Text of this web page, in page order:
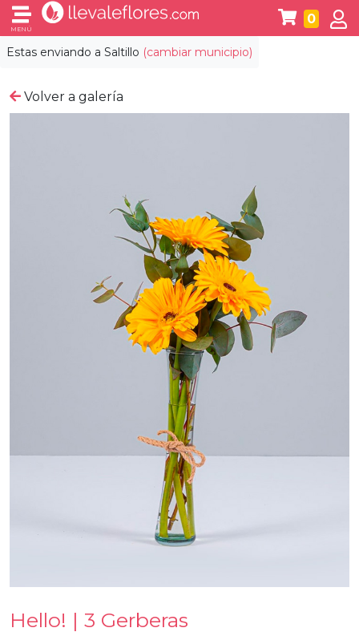
Estas enviando a Saltillo (cambiar municipio)
MENÚ
0
Volver a galería
Hello! | 3 Gerberas